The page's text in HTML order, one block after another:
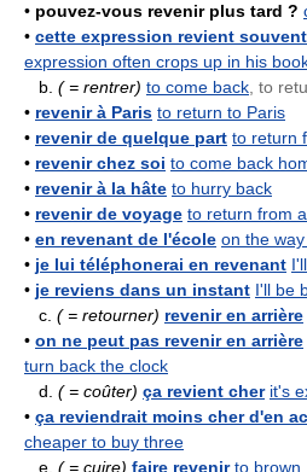
• pouvez-vous revenir plus tard ?
• cette expression revient
expression often crops up in his
b. ( = rentrer) to come back , to
• revenir à Paris to return to Paris
• revenir de quelque part to return
• revenir chez soi to come back
• revenir à la hâte to hurry back
• revenir de voyage to return from
• en revenant de l'école on the
• je lui téléphonerai en revenant
• je reviens dans un instant I'll be
c. ( = retourner) revenir en arrière
• on ne peut pas revenir en arrière
turn back the clock
d. ( = coûter) ça revient cher it's
• ça reviendrait moins cher d'en
cheaper to buy three
e. ( = cuire) faire revenir to brown